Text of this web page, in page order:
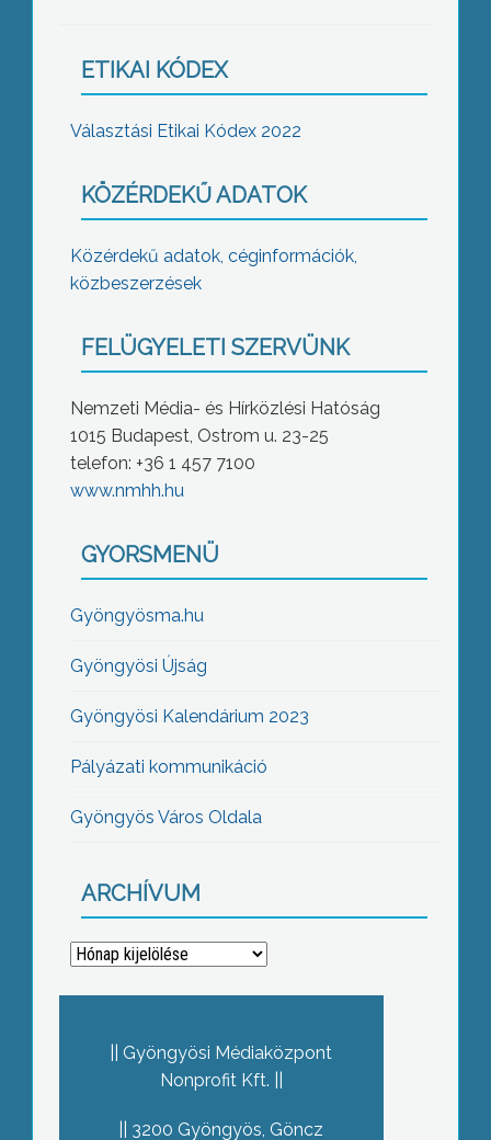
ETIKAI KÓDEX
Választási Etikai Kódex 2022
KÖZÉRDEKŰ ADATOK
Közérdekű adatok, céginformációk,
közbeszerzések
FELÜGYELETI SZERVÜNK
Nemzeti Média- és Hírközlési Hatóság
1015 Budapest, Ostrom u. 23-25
telefon: +36 1 457 7100
www.nmhh.hu
GYORSMENÜ
Gyöngyösma.hu
Gyöngyösi Újság
Gyöngyösi Kalendárium 2023
Pályázati kommunikáció
Gyöngyös Város Oldala
ARCHÍVUM
Archívum
Gyöngyösi Médiaközpont
Nonprofit Kft.
3200 Gyöngyös, Göncz